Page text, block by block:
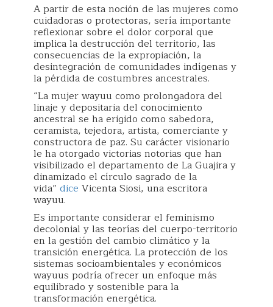
A partir de esta noción de las mujeres como
cuidadoras o protectoras, sería importante
reflexionar sobre el dolor corporal que
implica la destrucción del territorio, las
consecuencias de la expropiación, la
desintegración de comunidades indígenas y
la pérdida de costumbres ancestrales.
“La mujer wayuu como prolongadora del
linaje y depositaria del conocimiento
ancestral se ha erigido como sabedora,
ceramista, tejedora, artista, comerciante y
constructora de paz. Su carácter visionario
le ha otorgado victorias notorias que han
visibilizado el departamento de La Guajira y
dinamizado el círculo sagrado de la
vida” dice Vicenta Siosi, una escritora
wayuu.
Es importante considerar el feminismo
decolonial y las teorías del cuerpo-territorio
en la gestión del cambio climático y la
transición energética. La protección de los
sistemas socioambientales y económicos
wayuus podría ofrecer un enfoque más
equilibrado y sostenible para la
transformación energética.